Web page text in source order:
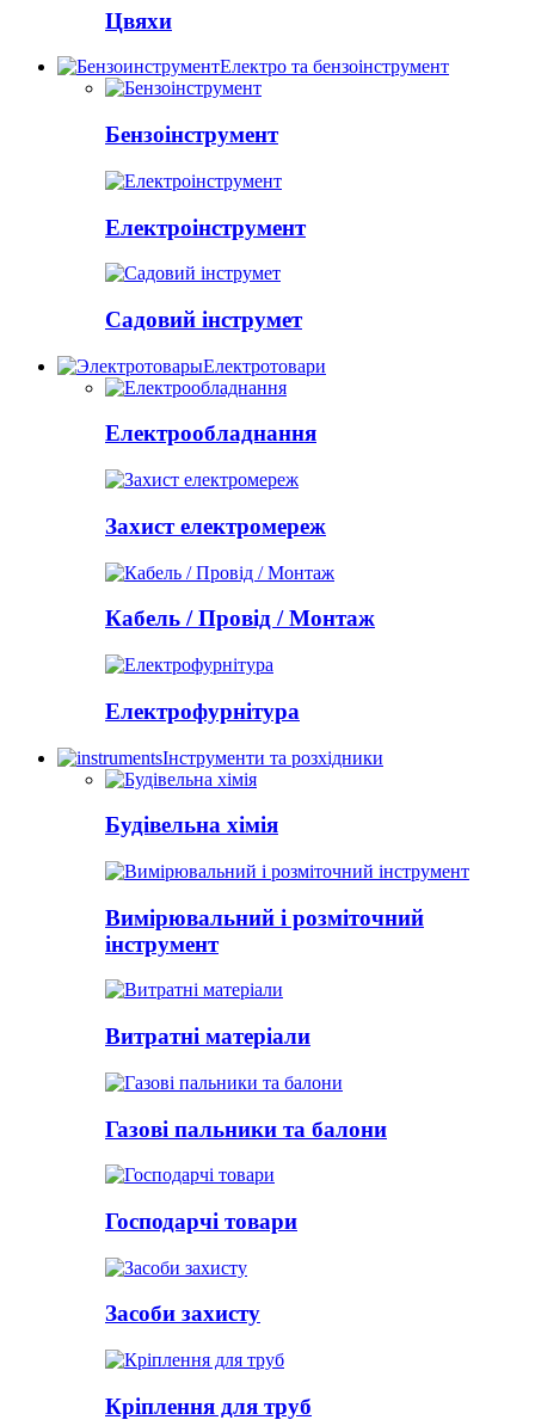
Цвяхи
Електро та бензоінструмент
Бензоінструмент
Електроінструмент
Садовий інструмет
Електротовари
Електрообладнання
Захист електромереж
Кабель / Провід / Монтаж
Електрофурнітура
Інструменти та розхідники
Будівельна хімія
Вимірювальний і розміточний
інструмент
Витратні матеріали
Газові пальники та балони
Господарчі товари
Засоби захисту
Кріплення для труб